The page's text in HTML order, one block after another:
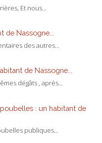
Et nous...
Nassogne...
des autres...
de Nassogne...
dégâts , après...
: un habitant de
publiques...